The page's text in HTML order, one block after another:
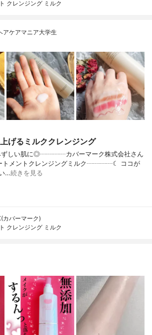
クレンジング ミルク
アケアマニア大学生
げるミルククレンジング
ずしい肌に◎┈┈┈┈カバーマーク株式会社さん
トメントクレンジングミルク┈┈┈┈☾ ココが
…続きを見る
カバーマーク)
クレンジング ミルク